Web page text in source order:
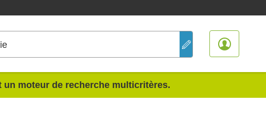
un moteur de recherche multicritères.